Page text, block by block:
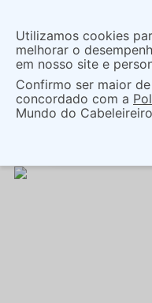
As ofertas e
acordo com a
O que você procura?
Mãos e Pés
Utilizamos cookies
melhorar o
em nosso site e
Confirmo ser maior
concordado com a
Mundo do